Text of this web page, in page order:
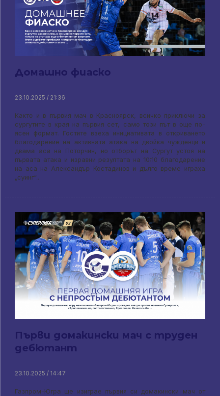
Домашно фиаско
23.10.2025 / 21:36
Както и в първия мач в Красноярск, всичко приключи за
сургутите в края на първия сет, само този път в още по-
ясен формат. Гостите взеха инициативата в откриването
благодарение на активната атака на двойка чужденци и
двама аса на Поторчин, но отборът на Сургут устоя на
първата атака и изравни резултата на 10:10 благодарение
на аса на Александър Костадинов и дълго време играха
„суинг“..
Първи домакински мач с труден
дебютант
23.10.2025 / 14:47
Газпром-Югра ще изиграе първия си домакински мач от